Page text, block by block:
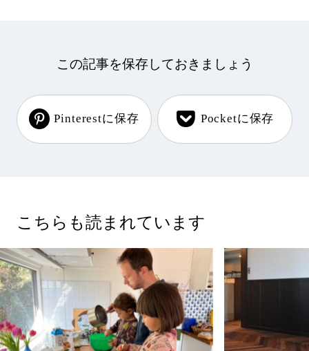
この記事を保存しておきましょう
Pinterestに保存 Pocketに保存
こちらも読まれています